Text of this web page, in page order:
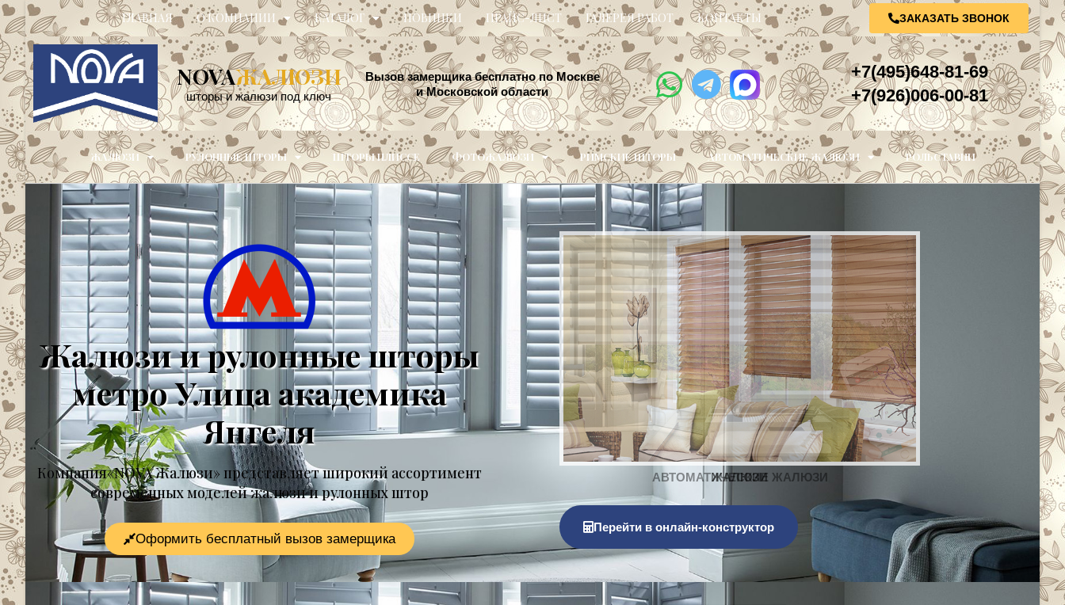
ГЛАВНАЯ О КОМПАНИИ КАТАЛОГ НОВИНКИ ПРАЙС-ЛИСТ ГАЛЕРЕЯ РАБОТ КОНТАКТЫ ЗАКАЗАТЬ ЗВОНОК
NOVAЖАЛЮЗИ
шторы и жалюзи под ключ
Вызов замерщика бесплатно по Москве
и Московской области
+7(495)648-81-69
+7(926)006-00-81
ЖАЛЮЗИ РУЛОННЫЕ ШТОРЫ ШТОРЫ ПЛИССЕ ФОТОЖАЛЮЗИ РИМСКИЕ ШТОРЫ АВТОМАТИЧЕСКИЕ ЖАЛЮЗИ РОЛЬСТАВНИ
Жалюзи и рулонные шторы
метро Улица академика
Янгеля
Компания«NOVA Жалюзи» представляет широкий ассортимент
современных моделей жалюзи и рулонных штор
Оформить бесплатный вызов замерщика
ЖАЛЮЗИ
Перейти в онлайн-конструктор